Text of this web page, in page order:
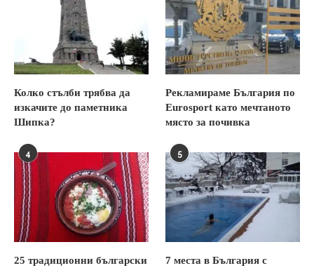
Колко стълби трябва да
изкачите до паметника
Шипка?
Рекламираме България по
Eurosport като мечтаното
място за почивка
4
25 традиционни български
5
7 места в България с